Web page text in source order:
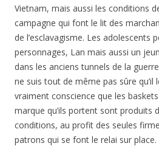
Vietnam, mais aussi les conditions
campagne qui font le lit des
de l’esclavagisme. Les adolescents
personnages, Lan mais aussi un
dans les anciens tunnels de la
ne suis tout de même pas sûre qu’il
vraiment conscience que les
marque qu’ils portent sont produits
conditions, au profit des seules
patrons qui se font le relai sur